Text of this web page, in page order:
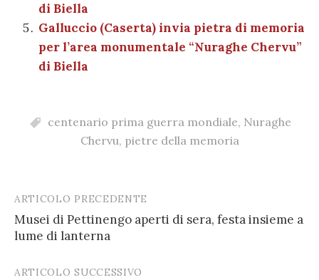
di Biella
Galluccio (Caserta) invia pietra di memoria
per l’area monumentale “Nuraghe Chervu”
di Biella
centenario prima guerra mondiale, Nuraghe
Chervu, pietre della memoria
Post
navigation
ARTICOLO PRECEDENTE
Musei di Pettinengo aperti di sera, festa insieme a
lume di lanterna
ARTICOLO SUCCESSIVO